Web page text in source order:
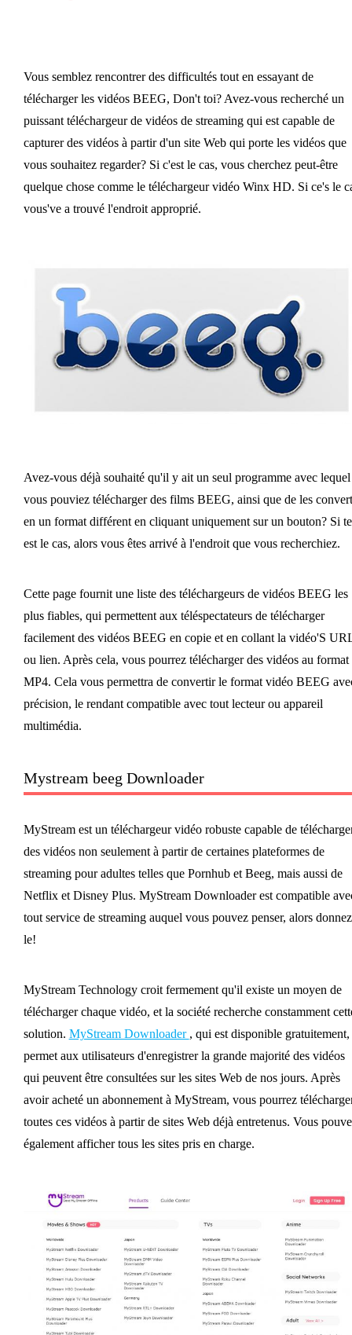
Vous semblez rencontrer des difficultés tout en essayant de
télécharger les vidéos BEEG, Don't toi? Avez-vous recherché un
puissant téléchargeur de vidéos de streaming qui est capable de
capturer des vidéos à partir d'un site Web qui porte les vidéos que
vous souhaitez regarder? Si c'est le cas, vous cherchez peut-être
quelque chose comme le téléchargeur vidéo Winx HD. Si ce's le
vous've a trouvé l'endroit approprié.
Avez-vous déjà souhaité qu'il y ait un seul programme avec lequel
vous pouviez télécharger des films BEEG, ainsi que de les
en un format différent en cliquant uniquement sur un bouton? Si
est le cas, alors vous êtes arrivé à l'endroit que vous recherchiez.
Cette page fournit une liste des téléchargeurs de vidéos BEEG les
plus fiables, qui permettent aux téléspectateurs de télécharger
facilement des vidéos BEEG en copie et en collant la vidéo'S
ou lien. Après cela, vous pourrez télécharger des vidéos au format
MP4. Cela vous permettra de convertir le format vidéo BEEG
précision, le rendant compatible avec tout lecteur ou appareil
multimédia.
Mystream beeg Downloader
MyStream est un téléchargeur vidéo robuste capable de
des vidéos non seulement à partir de certaines plateformes de
streaming pour adultes telles que Pornhub et Beeg, mais aussi de
Netflix et Disney Plus. MyStream Downloader est compatible
tout service de streaming auquel vous pouvez penser, alors
le!
MyStream Technology croit fermement qu'il existe un moyen de
télécharger chaque vidéo, et la société recherche constamment
solution. MyStream Downloader , qui est disponible gratuitement,
permet aux utilisateurs d'enregistrer la grande majorité des vidéos
qui peuvent être consultées sur les sites Web de nos jours. Après
avoir acheté un abonnement à MyStream, vous pourrez
toutes ces vidéos à partir de sites Web déjà entretenus. Vous
également afficher tous les sites pris en charge.